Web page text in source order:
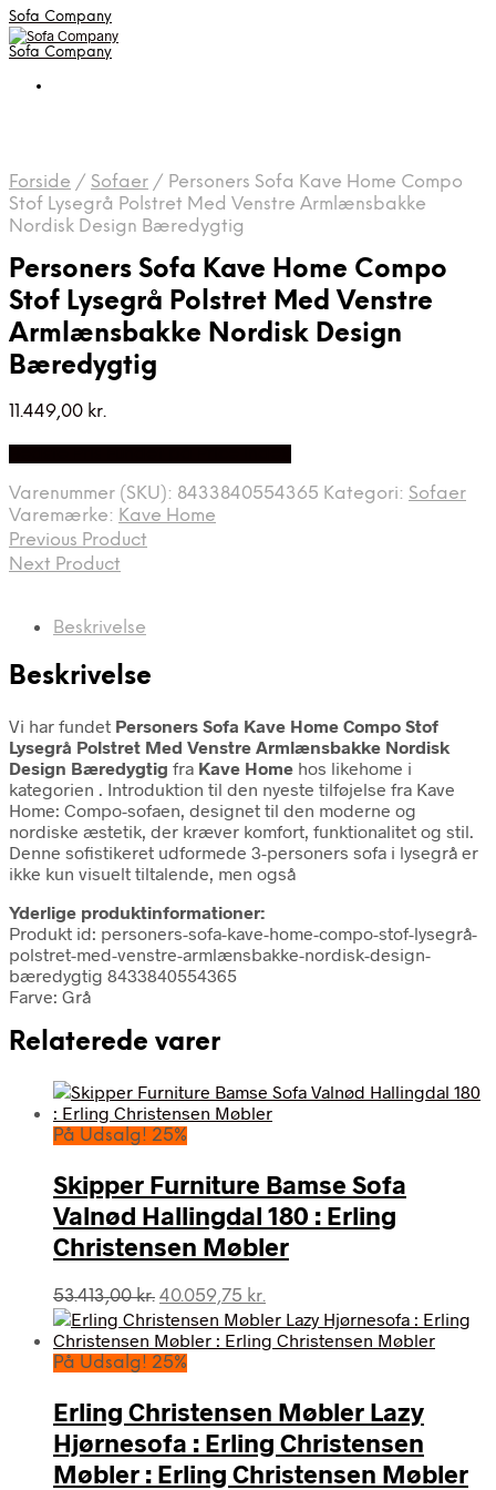
Sofa Company
Sofa Company
Forside / Sofaer / Personers Sofa Kave Home Compo
Stof Lysegrå Polstret Med Venstre Armlænsbakke
Nordisk Design Bæredygtig
Personers Sofa Kave Home Compo
Stof Lysegrå Polstret Med Venstre
Armlænsbakke Nordisk Design
Bæredygtig
11.449,00 kr.
Varenummer (SKU): 8433840554365 Kategori: Sofaer
Varemærke: Kave Home
Previous Product
Next Product
Beskrivelse
Beskrivelse
Vi har fundet Personers Sofa Kave Home Compo Stof
Lysegrå Polstret Med Venstre Armlænsbakke Nordisk
Design Bæredygtig fra Kave Home hos likehome i
kategorien . Introduktion til den nyeste tilføjelse fra Kave
Home: Compo-sofaen, designet til den moderne og
nordiske æstetik, der kræver komfort, funktionalitet og stil.
Denne sofistikeret udformede 3-personers sofa i lysegrå er
ikke kun visuelt tiltalende, men også
Yderlige produktinformationer:
Produkt id: personers-sofa-kave-home-compo-stof-lysegrå-
polstret-med-venstre-armlænsbakke-nordisk-design-
bæredygtig 8433840554365
Farve: Grå
Relaterede varer
På Udsalg! 25%
Skipper Furniture Bamse Sofa
Valnød Hallingdal 180 : Erling
Christensen Møbler
53.413,00kr. Den
oprindelige
pris
var:
40.059,75 kr.
aktuelle
pris
På Udsalg! 25%
Erling Christensen Møbler Lazy
Hjørnesofa : Erling Christensen
Møbler : Erling Christensen Møbler